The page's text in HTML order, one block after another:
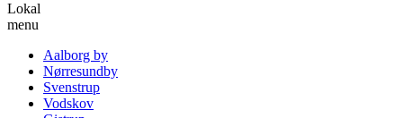
Lokal
menu
Aalborg by
Nørresundby
Svenstrup
Vodskov